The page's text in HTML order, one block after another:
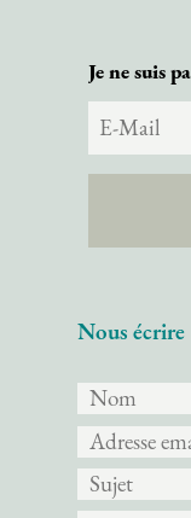
Je ne suis
Nous écrire